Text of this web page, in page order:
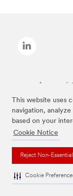
This website uses
navigation,
based on your
Cookie Notice
Reject Non-
Cookie
As marcas